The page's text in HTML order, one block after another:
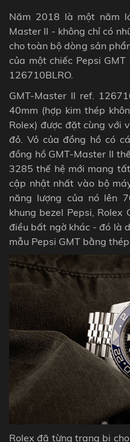
Năm 2018 là một năm
Master II - không chỉ có
cho toàn bộ dòng sản
của một chiếc Pepsi
126710BLRO.
GMT-Master II ref.
40mm (hợp kim thép
Rolex) được đặt cùng với
đỏ. Vỏ của đồng hồ có
đồng hồ GMT-Master II
3285 thế hệ mới mang
cập nhật nhất vào bộ
năng lượng của nó lên
khung bezel Pepsi,
điều bất ngờ khác - đó là
mẫu Pepsi GMT bằng
Rolex đã từng trang bị